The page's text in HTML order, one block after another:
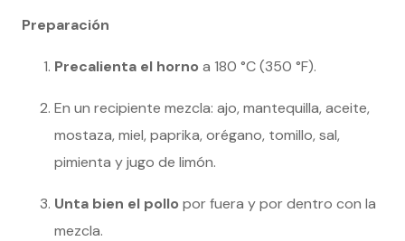
Preparación
Precalienta el horno a 180 °C (350 °F).
En un recipiente mezcla: ajo, mantequilla, aceite,
mostaza, miel, paprika, orégano, tomillo, sal,
pimienta y jugo de limón.
Unta bien el pollo por fuera y por dentro con la
mezcla.